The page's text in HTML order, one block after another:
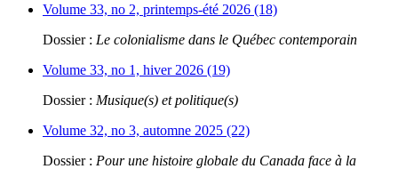
Volume 33, no 2, printemps-été 2026 (18)
Dossier : Le colonialisme dans le Québec contemporain
Volume 33, no 1, hiver 2026 (19)
Dossier : Musique(s) et politique(s)
Volume 32, no 3, automne 2025 (22)
Dossier : Pour une histoire globale du Canada face à la